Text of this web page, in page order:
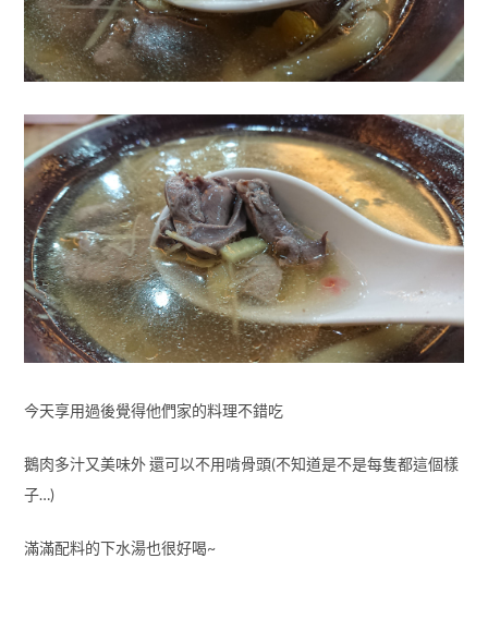
今天享用過後覺得他們家的料理不錯吃
鵝肉多汁又美味外 還可以不用啃骨頭(不知道是不是每隻都這個樣
子…)
滿滿配料的下水湯也很好喝~